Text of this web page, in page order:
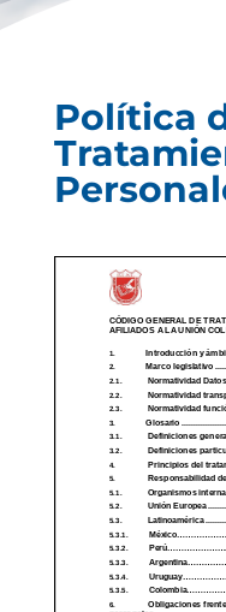
Política